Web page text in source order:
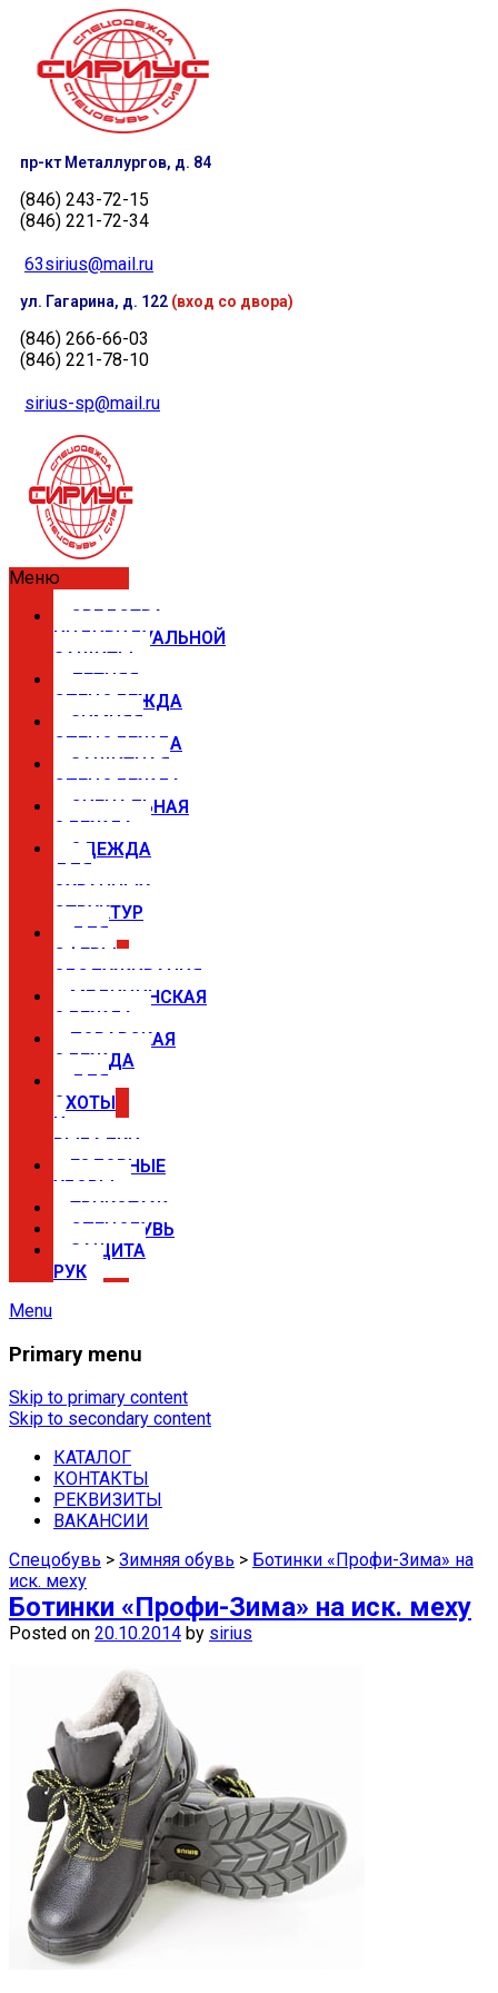
пр-кт Металлургов, д. 84
(846) 243-72-15
(846) 221-72-34
63sirius@mail.ru
ул. Гагарина, д. 122 (вход со двора)
(846) 266-66-03
(846) 221-78-10
sirius-sp@mail.ru
Меню
СРЕДСТВА
ИНДИВИДУАЛЬНОЙ
ЗАЩИТЫ
ЛЕТНЯЯ
СПЕЦОДЕЖДА
ЗИМНЯЯ
СПЕЦОДЕЖДА
ЗАЩИТНАЯ
СПЕЦОДЕЖДА
СИГНАЛЬНАЯ
ОДЕЖДА
ОДЕЖДА
ДЛЯ
ОХРАННЫХ
СТРУКТУР
ДЛЯ
СФЕРЫ
ОБСЛУЖИВАНИЯ
МЕДИЦИНСКАЯ
ОДЕЖДА
ПОВАРСКАЯ
ОДЕЖДА
ДЛЯ
ОХОТЫ
И
РЫБАЛКИ
ГОЛОВНЫЕ
УБОРЫ
ТРИКОТАЖ
СПЕЦОБУВЬ
ЗАЩИТА
РУК
Menu
Спецодежда в Самаре —
магазины Сириус
Купить спецодежду, спецобувь,
средства защиты недорого можно в
наших магазинах в Самаре.
Primary menu
Skip to primary content
Skip to secondary content
КАТАЛОГ
КОНТАКТЫ
РЕКВИЗИТЫ
ВАКАНСИИ
Спецобувь > Зимняя обувь > Ботинки «Профи-Зима» на
иск. меху
Ботинки «Профи-Зима» на иск. меху
Posted on 20.10.2014 by sirius